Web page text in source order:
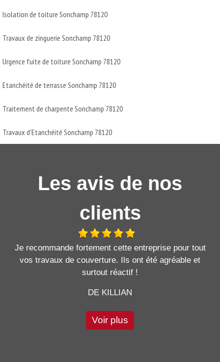
Isolation de toiture Sonchamp 78120
Travaux de zinguerie Sonchamp 78120
Urgence fuite de toiture Sonchamp 78120
Etanchéité de terrasse Sonchamp 78120
Traitement de charpente Sonchamp 78120
Travaux d'Etanchéité Sonchamp 78120
Les avis de nos
clients
Je recommande fortement cette entreprise pour tout
vos travaux de couverture. Ils ont été agréable et
surtout réactif !
DE KILLIAN
Voir plus